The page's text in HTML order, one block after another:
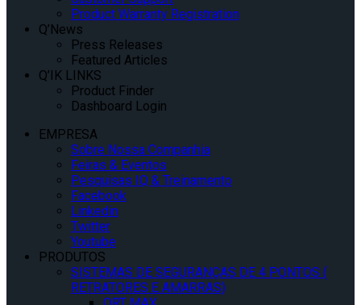
Product Warranty Registration
Q’News
Press Releases
Featured Articles
Q’IK LINKS
Product Finder
Dashboard Login
EMPRESA
Sobre Nossa Companhia
Feiras & Eventos
Pesquisas IQ & Treinamento
Facebook
Linkedin
Twitter
Youtube
PRODUTOS
SISTEMAS DE SEGURANÇAS DE 4 PONTOS (
RETRATORES E AMARRAS)